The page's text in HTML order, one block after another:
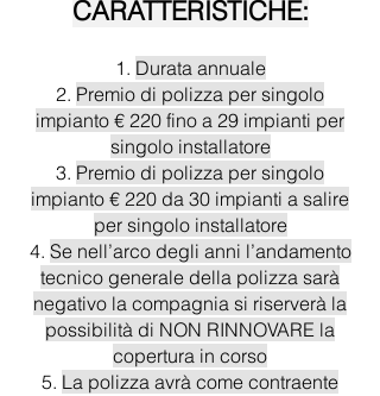
CARATTERISTICHE:
Durata annuale
Premio di polizza per singolo
impianto € 220 fino a 29 impianti per
singolo installatore
Premio di polizza per singolo
impianto € 220 da 30 impianti a salire
per singolo installatore
Se nell’arco degli anni l’andamento
tecnico generale della polizza sarà
negativo la compagnia si riserverà la
possibilità di NON RINNOVARE la
copertura in corso
La polizza avrà come contraente